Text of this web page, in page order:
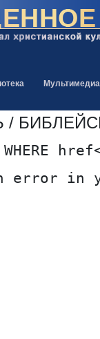
Мультимедиа
WHERE